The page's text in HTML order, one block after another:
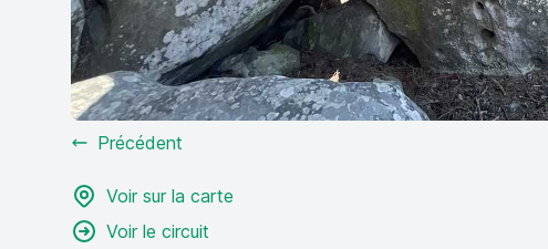
Précédent
Voir sur la carte
Voir le circuit